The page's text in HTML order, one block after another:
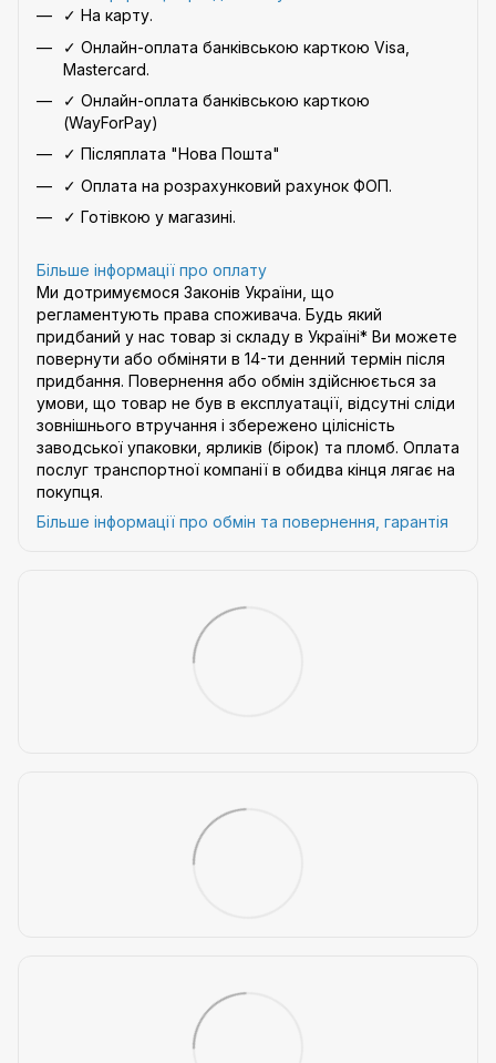
✓ На карту.
✓ Онлайн-оплата банківською карткою Visa,
Mastercard.
✓ Онлайн-оплата банківською карткою
(WayForPay)
✓ Післяплата "Нова Пошта"
✓ Оплата на розрахунковий рахунок ФОП.
✓ Готівкою у магазині.
Більше інформації про оплату
Ми дотримуємося Законів України, що
регламентують права споживача. Будь який
придбаний у нас товар зі складу в Україні* Ви можете
повернути або обміняти в 14-ти денний термін після
придбання. Повернення або обмін здійснюється за
умови, що товар не був в експлуатації, відсутні сліди
зовнішнього втручання і збережено цілісність
заводської упаковки, ярликів (бірок) та пломб. Оплата
послуг транспортної компанії в обидва кінця лягає на
покупця.
Більше інформації про обмін та повернення, гарантія